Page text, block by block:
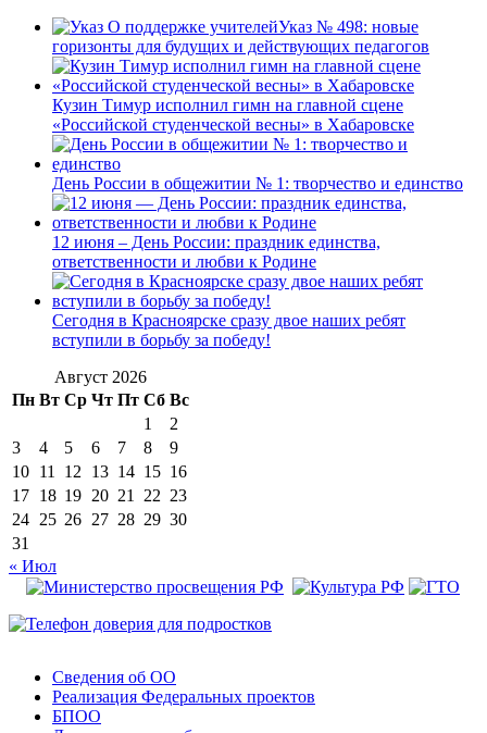
Указ № 498: новые
горизонты для будущих и действующих педагогов
Кузин Тимур исполнил гимн на главной сцене
«Российской студенческой весны» в Хабаровске
День России в общежитии № 1: творчество и единство
12 июня – День России: праздник единства,
ответственности и любви к Родине
Сегодня в Красноярске сразу двое наших ребят
вступили в борьбу за победу!
Август 2026
Пн Вт Ср Чт Пт Сб Вс
1
2
3
4 5 6 7 8
9
10 11 12 13 14 15 16
17 18 19 20 21 22 23
24 25 26 27 28 29 30
31
« Июл
Сведения об ОО
Реализация Федеральных проектов
БПОО